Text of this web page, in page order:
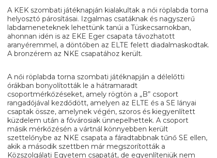
A KEK szombati játéknapján kialakultak a női röplabda torna
helyosztó párosításai. Izgalmas csatáknak és nagyszerű
labdameneteknek lehettünk tanúi a Tüskecsarnokban,
ahonnan idén is az EKE Eger csapata távozhatott
aranyéremmel, a döntőben az ELTE felett diadalmaskodtak.
A bronzérem az NKE csapatához került.
A női röplabda torna szombati játéknapján a délelőtti
órákban bonyolították le a hátramaradt
csoportmérkőzéseket, amely rögtön a „B” csoport
rangadójával kezdődött, amelyen az ELTE és a SE lányai
csaptak össze, amelynek végén, szoros és kiegyenlített
küzdelem után a fővárosiak ünnepelhettek. A csoport
másik mérkőzésén a vártnál könnyebben került
szettelőnybe az NKE csapata a fáradtabbnak tűnő SE ellen,
akik a második szettben már megszorították a
Közszolgálati Egyetem csapatát, de egyenlíteniük nem